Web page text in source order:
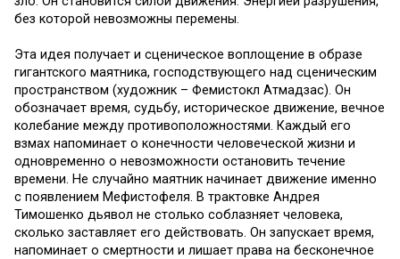
без которой невозможны перемены.
Эта идея получает и сценическое воплощение в образе
гигантского маятника, господствующего над сценическим
пространством (художник – Фемистокл Атмадзас). Он
обозначает время, судьбу, историческое движение, вечное
колебание между противоположностями. Каждый его
взмах напоминает о конечности человеческой жизни и
одновременно о невозможности остановить течение
времени. Не случайно маятник начинает движение именно
с появлением Мефистофеля. В трактовке Андрея
Тимошенко дьявол не столько соблазняет человека,
сколько заставляет его действовать. Он запускает время,
напоминает о смертности и лишает права на бесконечное